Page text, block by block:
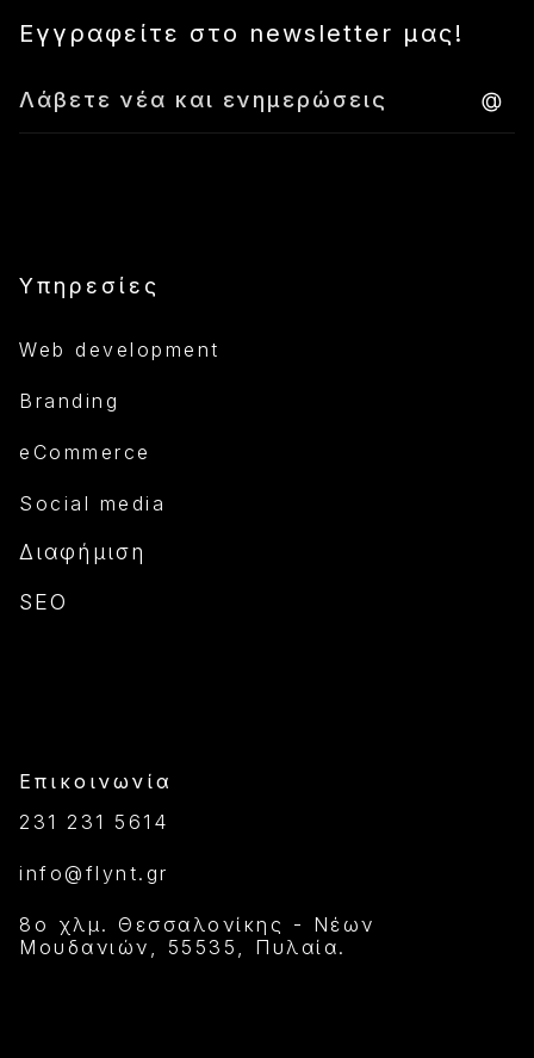
Εγγραφείτε στο newsletter μας!
Υπηρεσίες
Web development
Branding
eCommerce
Social media
Διαφήμιση
SEO
Επικοινωνία
231 231 5614
info@flynt.gr
8ο χλμ. Θεσσαλονίκης - Νέων
Μουδανιών, 55535, Πυλαία.